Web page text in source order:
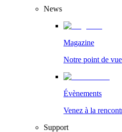
News
Magazine
Notre point de
Évènements
Venez à la
Support